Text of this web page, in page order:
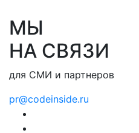
МЫ
НА СВЯЗИ
для СМИ и партнеров
pr@codeinside.ru